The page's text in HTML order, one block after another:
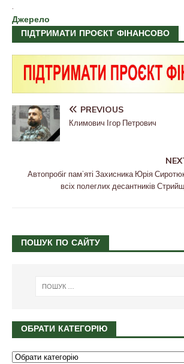
.
Джерело
ПІДТРИМАТИ ПРОЄКТ ФІНАНСОВО
PREVIOUS
Климович Ігор Петрович
Автопробіг памʼяті Захисника Юрія
всіх полеглих десантників
ПОШУК ПО САЙТУ
ОБРАТИ КАТЕГОРІЮ